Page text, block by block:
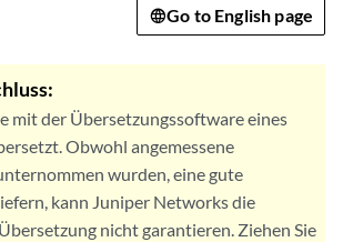
Go to English page
mit der Übersetzungssoftware eines
Obwohl angemessene
wurden, eine gute
kann Juniper Networks die
nicht garantieren. Ziehen Sie